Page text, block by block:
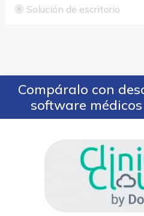
Solución de escritorio
Compáralo con
software